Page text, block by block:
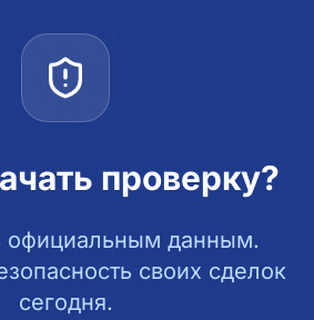
проверку?
официальным данным.
своих сделок
сегодня.